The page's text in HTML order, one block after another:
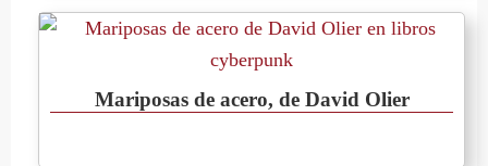
Mariposas de acero, de David Olier